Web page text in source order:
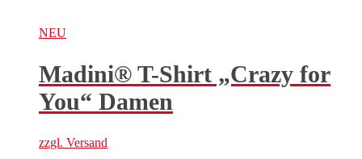
NEU
Madini® T-Shirt „Crazy for
You“ Damen
zzgl. Versand